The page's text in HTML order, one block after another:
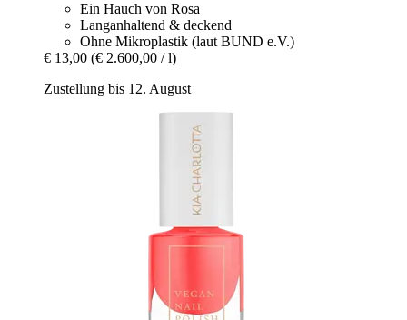
Ein Hauch von Rosa
Langanhaltend & deckend
Ohne Mikroplastik (laut BUND e.V.)
€ 13,00 (€ 2.600,00 / l)
Zustellung bis 12. August